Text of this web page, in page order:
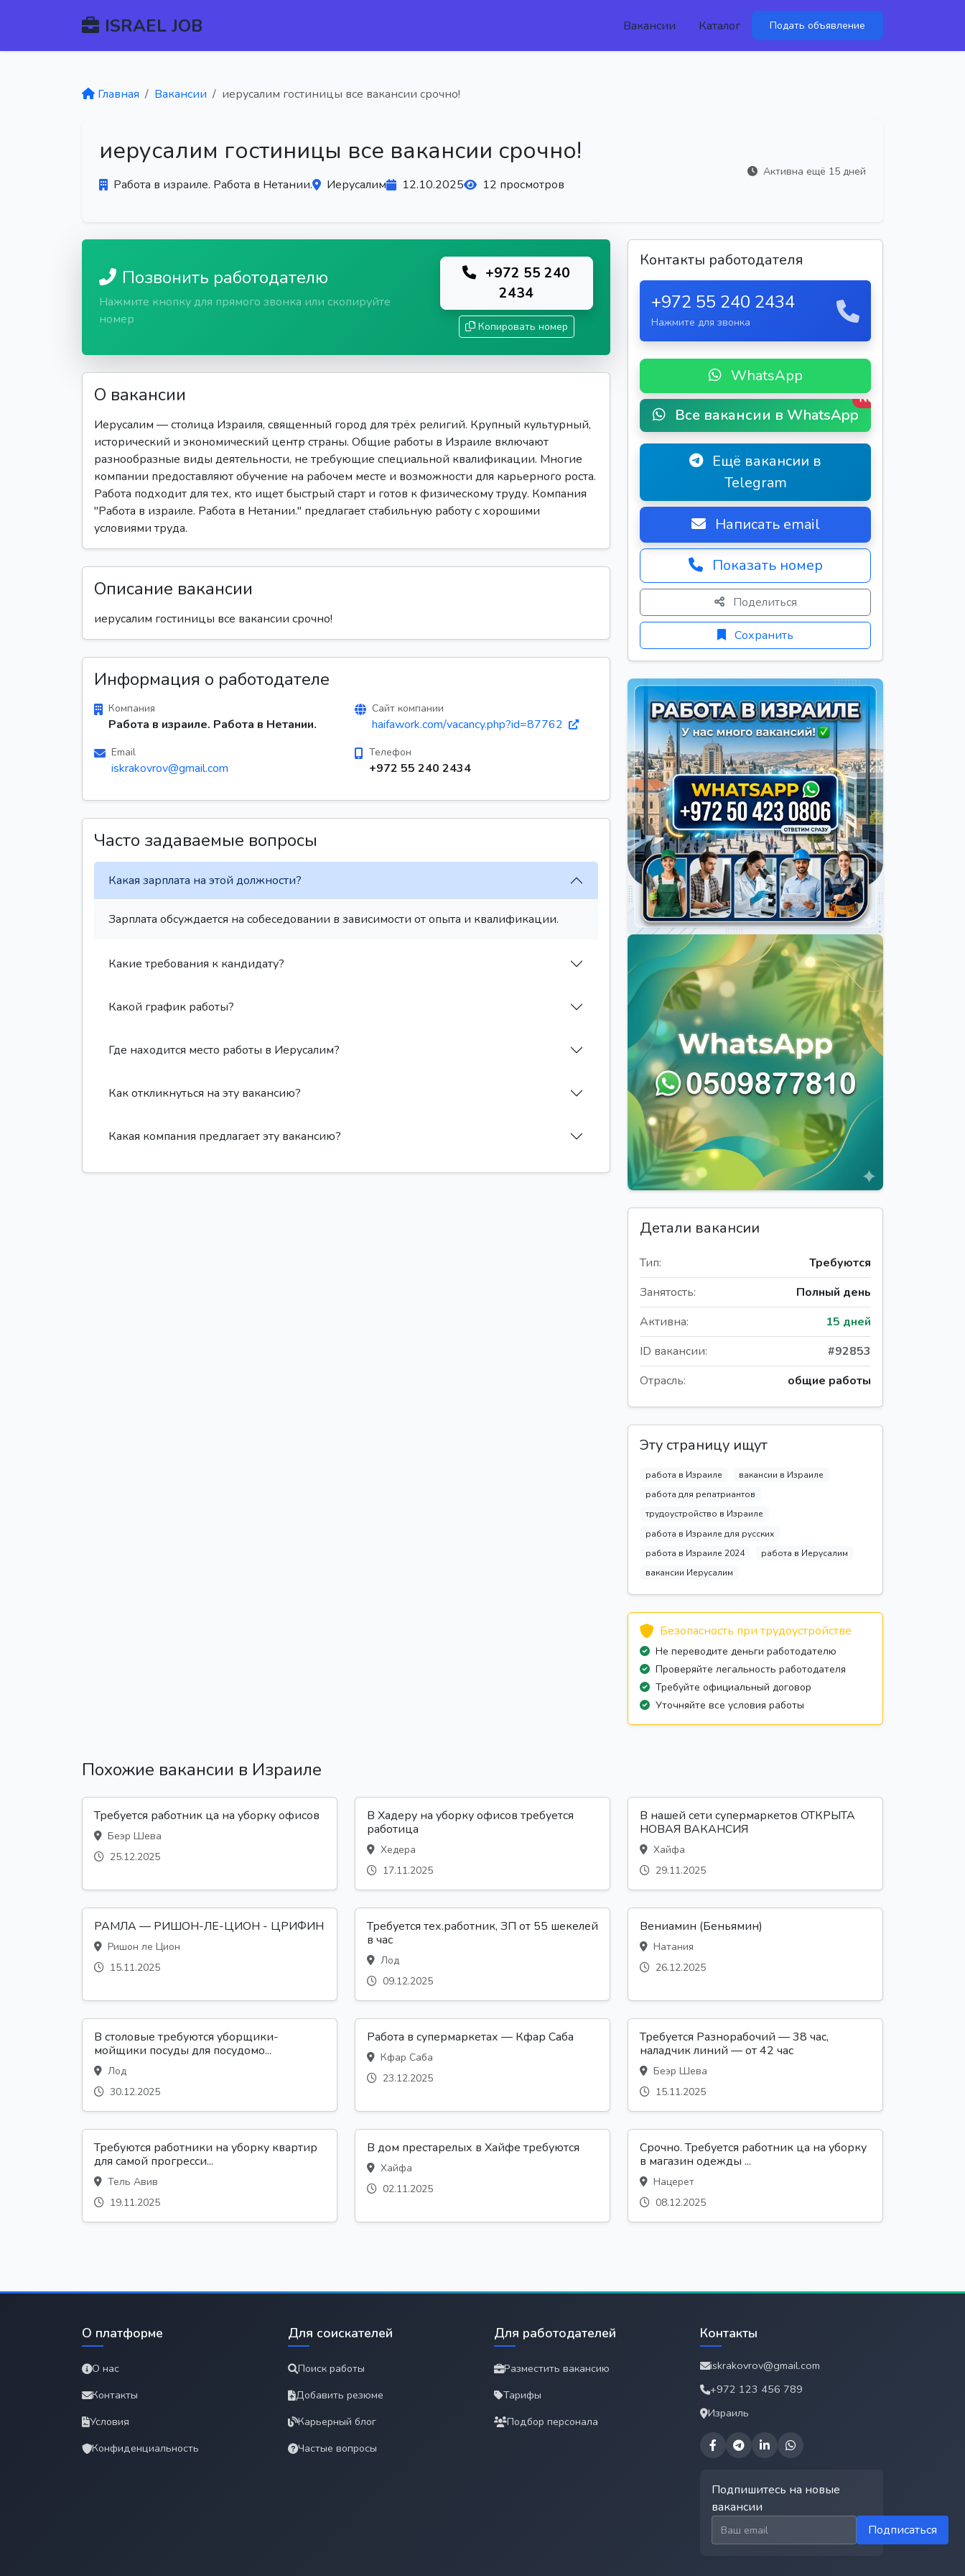
ISRAEL JOB Вакансии Каталог Подать объявление
Главная Вакансии иерусалим гостиницы все вакансии срочно!
иерусалим гостиницы все вакансии срочно!
Работа в израиле. Работа в Нетании. Иерусалим 12.10.2025 12 просмотров
Активна ещё 15 дней
Позвонить работодателю
Нажмите кнопку для прямого звонка или скопируйте
номер
+972 55 240
2434
Копировать номер
О вакансии
Иерусалим — столица Израиля, священный город для трёх религий. Крупный культурный,
исторический и экономический центр страны. Общие работы в Израиле включают
разнообразные виды деятельности, не требующие специальной квалификации. Многие
компании предоставляют обучение на рабочем месте и возможности для карьерного роста.
Работа подходит для тех, кто ищет быстрый старт и готов к физическому труду. Компания
"Работа в израиле. Работа в Нетании." предлагает стабильную работу с хорошими
условиями труда.
Описание вакансии
иерусалим гостиницы все вакансии срочно!
Информация о работодателе
Компания
Работа в израиле. Работа в Нетании.
Сайт компании
haifawork.com/vacancy.php?id=87762
Email
iskrakovrov@gmail.com
Телефон
+972 55 240 2434
Часто задаваемые вопросы
Какая зарплата на этой должности?
Зарплата обсуждается на собеседовании в зависимости от опыта и квалификации.
Какие требования к кандидату?
Какой график работы?
Где находится место работы в Иерусалим?
Как откликнуться на эту вакансию?
Какая компания предлагает эту вакансию?
Контакты работодателя
+972 55 240 2434
Нажмите для звонка
WhatsApp
Все вакансии в WhatsApp
New
Ещё вакансии в
Telegram
Написать email
Показать номер
Поделиться
Сохранить
Детали вакансии
Тип:
Требуются
Занятость:
Полный день
Активна:
15 дней
ID вакансии:
#92853
Отрасль:
общие работы
Эту страницу ищут
работа в Израиле
вакансии в Израиле
работа для репатриантов
трудоустройство в Израиле
работа в Израиле для русских
работа в Израиле 2024
работа в Иерусалим
вакансии Иерусалим
Безопасность при трудоустройстве
Не переводите деньги работодателю
Проверяйте легальность работодателя
Требуйте официальный договор
Уточняйте все условия работы
Похожие вакансии в Израиле
Требуется работник ца на уборку офисов
Беэр Шева
25.12.2025
В Хадеру на уборку офисов требуется
работица
Хедера
17.11.2025
В нашей сети супермаркетов ОТКРЫТА
НОВАЯ ВАКАНСИЯ
Хайфа
29.11.2025
РАМЛА — РИШОН-ЛЕ-ЦИОН - ЦРИФИН
Ришон ле Цион
15.11.2025
Требуется тех.работник, ЗП от 55 шекелей
в час
Лод
09.12.2025
Вениамин (Беньямин)
Натания
26.12.2025
В столовые требуются уборщики-
мойщики посуды для посудомо...
Лод
30.12.2025
Работа в супермаркетах — Кфар Саба
Кфар Саба
23.12.2025
Требуется Разнорабочий — 38 час,
наладчик линий — от 42 час
Беэр Шева
15.11.2025
Требуются работники на уборку квартир
для самой прогресси...
Тель Авив
19.11.2025
В дом престарелых в Хайфе требуются
Хайфа
02.11.2025
Срочно. Требуется работник ца на уборку
в магазин одежды ...
Нацерет
08.12.2025
О платформе
О нас
Контакты
Условия
Конфиденциальность
Для соискателей
Поиск работы
Добавить резюме
Карьерный блог
Частые вопросы
Для работодателей
Разместить вакансию
Тарифы
Подбор персонала
Контакты
iskrakovrov@gmail.com
+972 123 456 789
Израиль
Подпишитесь на новые
вакансии
Email для подписки
Подписаться